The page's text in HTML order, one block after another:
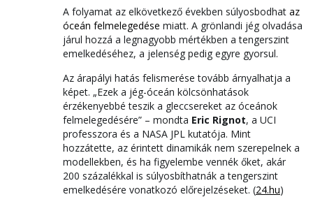
A folyamat az elkövetkező években súlyosbodhat az
óceán felmelegedése miatt. A grönlandi jég olvadása
járul hozzá a legnagyobb mértékben a tengerszint
emelkedéséhez, a jelenség pedig egyre gyorsul.
Az árapályi hatás felismerése tovább árnyalhatja a
képet. „Ezek a jég-óceán kölcsönhatások
érzékenyebbé teszik a gleccsereket az óceánok
felmelegedésére” – mondta Eric Rignot, a UCI
professzora és a NASA JPL kutatója. Mint
hozzátette, az érintett dinamikák nem szerepelnek a
modellekben, és ha figyelembe vennék őket, akár
200 százalékkal is súlyosbíthatnák a tengerszint
emelkedésére vonatkozó előrejelzéseket. (24.hu)